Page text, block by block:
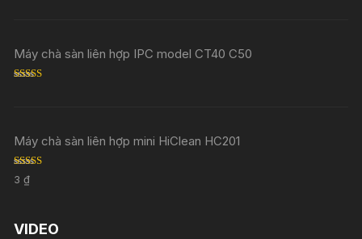
Máy chà sàn liên hợp IPC model CT40 C50
Máy chà sàn liên hợp mini HiClean HC201
Rated
out of 5
3₫
VIDEO